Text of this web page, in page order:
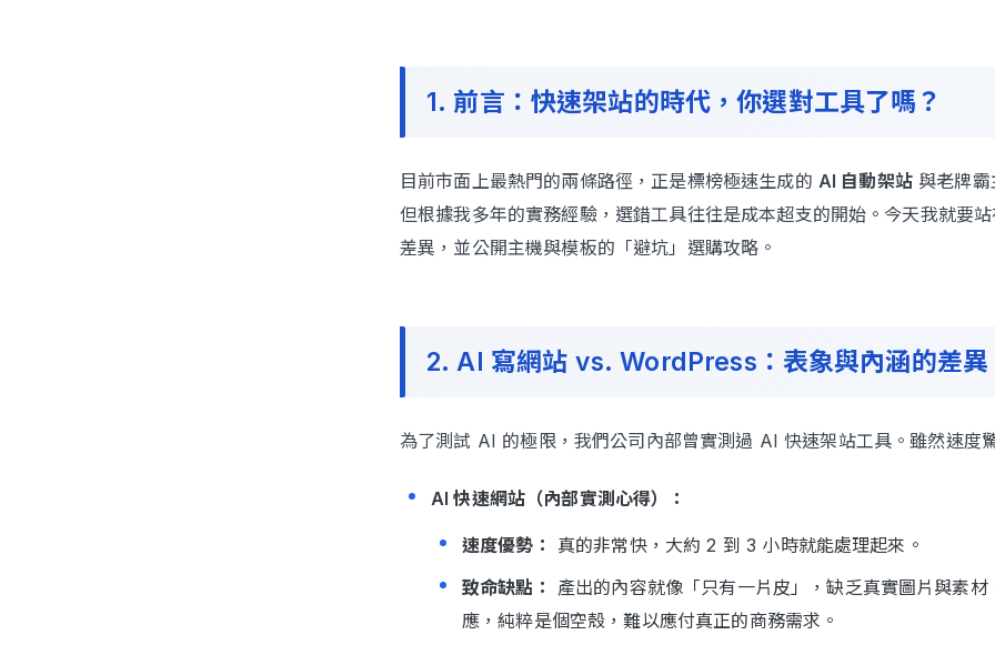
1. 前言：快速架站的時代，你選對工具了嗎？
目前市面上最熱門的兩條路徑，正是標榜極速生成的 AI 自動架站與老牌
但根據我多年的實務經驗，選錯工具往往是成本超支的開始。今天我就要
差異，並公開主機與模板的「避坑」選購攻略。
2. AI 寫網站 vs. WordPress：表象與內涵的差異
為了測試 AI 的極限，我們公司內部曾實測過 AI 快速架站工具。雖然速度
AI 快速網站（內部實測心得）：
速度優勢：
真的非常快，大約 2 到 3 小時就能處理起來。
致命缺點：
產出的內容就像「只有一片皮」，缺乏真實圖片與素
應，純粹是個空殼，難以應付真正的商務需求。